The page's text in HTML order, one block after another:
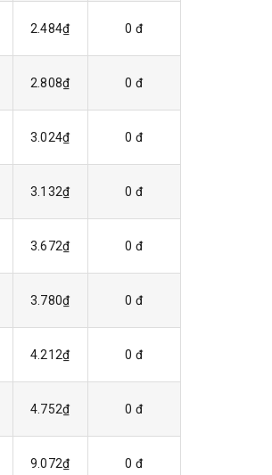
2.484₫ 0 đ
2.808₫ 0 đ
3.024₫ 0 đ
3.132₫ 0 đ
3.672₫ 0 đ
3.780₫ 0 đ
4.212₫ 0 đ
4.752₫ 0 đ
9.072₫ 0 đ